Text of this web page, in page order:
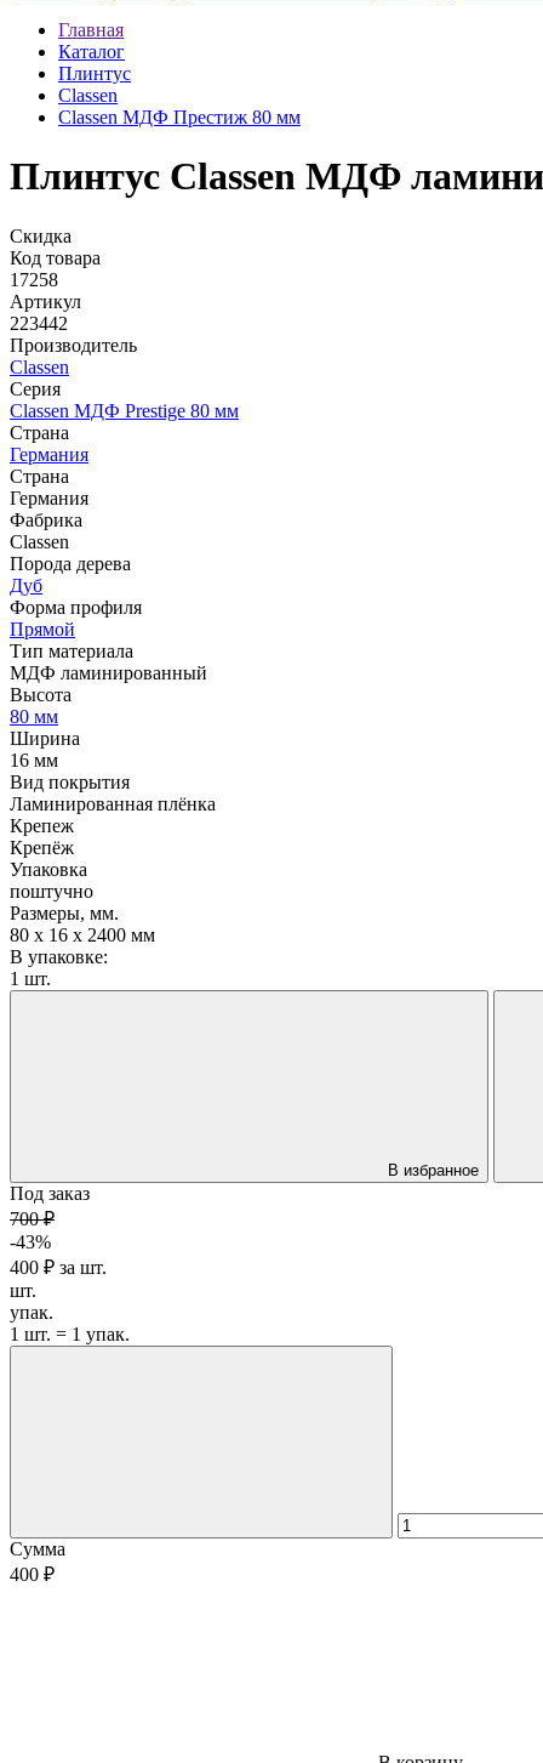
Главная
Каталог
Плинтус
Classen
Classen МДФ Престиж 80 мм
Плинтус Classen МДФ
Скидка
Код товара
17258
Артикул
223442
Производитель
Classen
Серия
Classen МДФ Prestige 80 мм
Страна
Германия
Страна
Германия
Фабрика
Classen
Порода дерева
Дуб
Форма профиля
Прямой
Тип материала
МДФ ламинированный
Высота
80 мм
Ширина
16 мм
Вид покрытия
Ламинированная плёнка
Крепеж
Крепёж
Упаковка
поштучно
Размеры, мм.
80 х 16 х 2400 мм
В упаковке:
1 шт.
В избранное
Под заказ
700 ₽
-43%
400 ₽ за шт.
шт.
упак.
1 шт. = 1 упак.
Сумма
400 ₽